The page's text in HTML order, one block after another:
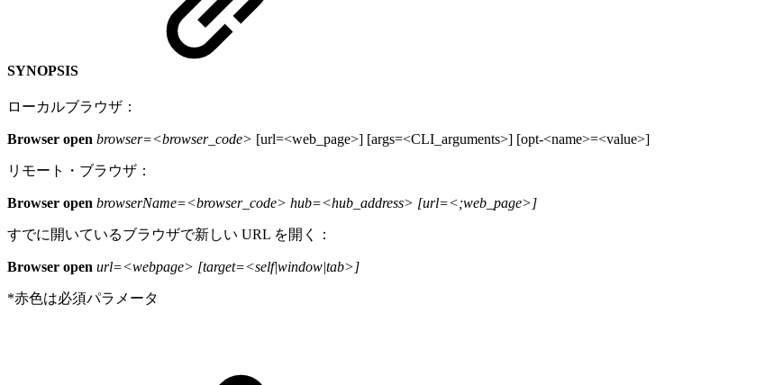
SYNOPSIS
ローカルブラウザ：
Browser open browser=<browser_code> [url=<web_page>] [args=<CLI_arguments>] [opt-<name>=<value>]
リモート・ブラウザ：
Browser open browserName=<browser_code> hub=<hub_address> [url=<;web_page>]
すでに開いているブラウザで新しい URL を開く：
Browser open url=<webpage> [target=<self|window|tab>]
*赤色は必須パラメータ